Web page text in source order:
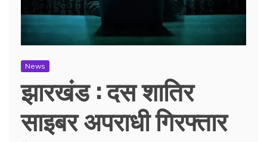
News
झारखंड : दस शातिर
साइबर अपराधी गिरफ्तार